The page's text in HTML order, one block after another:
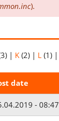
).
| K (2) | L (1) |
date
- 08:47